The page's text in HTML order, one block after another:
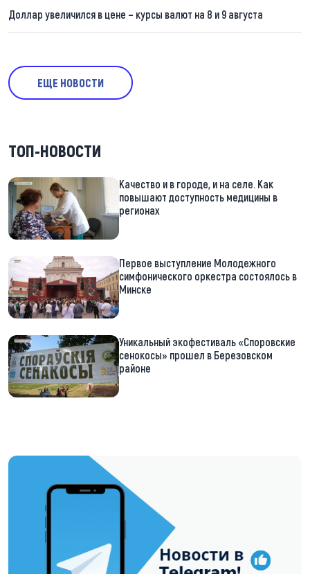
Доллар увеличился в цене – курсы валют на 8 и 9 августа
ЕЩЕ НОВОСТИ
ТОП-НОВОСТИ
Качество и в городе, и на селе. Как
повышают доступность медицины в
регионах
Первое выступление Молодежного
симфонического оркестра состоялось в
Минске
Уникальный экофестиваль «Споровские
сенокосы» прошел в Березовском
районе
https://t.me/minskctvby